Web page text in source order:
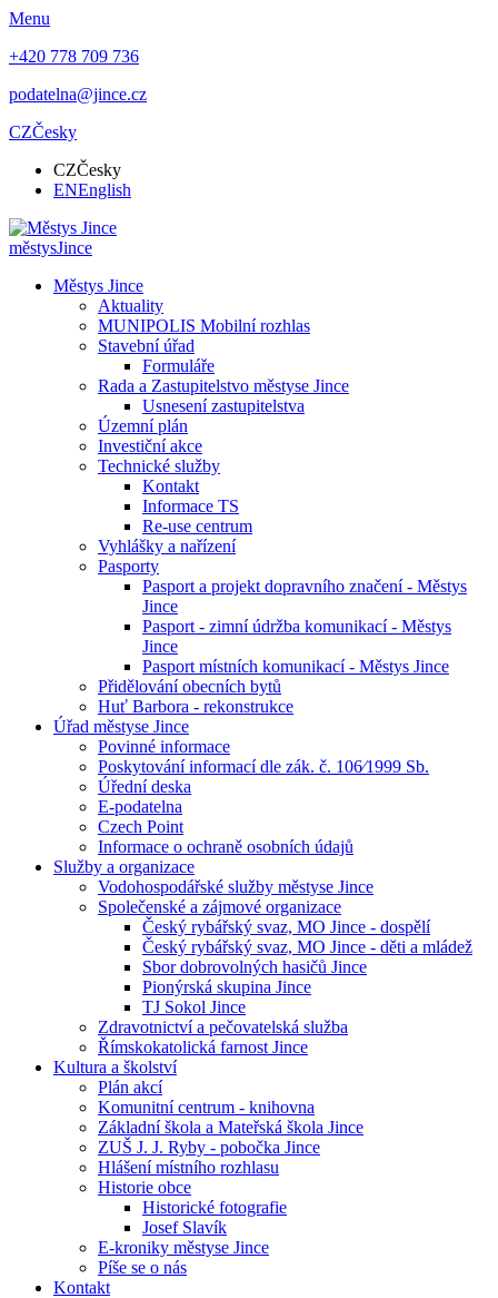
Menu
+420 778 709 736
podatelna@jince.cz
CZČesky
CZČesky
ENEnglish
městysJince
Městys Jince
Aktuality
MUNIPOLIS Mobilní rozhlas
Stavební úřad
Formuláře
Rada a Zastupitelstvo městyse Jince
Usnesení zastupitelstva
Územní plán
Investiční akce
Technické služby
Kontakt
Informace TS
Re-use centrum
Vyhlášky a nařízení
Pasporty
Pasport a projekt dopravního značení - Městys
Jince
Pasport - zimní údržba komunikací - Městys
Jince
Pasport místních komunikací - Městys Jince
Přidělování obecních bytů
Huť Barbora - rekonstrukce
Úřad městyse Jince
Povinné informace
Poskytování informací dle zák. č. 106⁄1999 Sb.
Úřední deska
E-podatelna
Czech Point
Informace o ochraně osobních údajů
Služby a organizace
Vodohospodářské služby městyse Jince
Společenské a zájmové organizace
Český rybářský svaz, MO Jince - dospělí
Český rybářský svaz, MO Jince - děti a mládež
Sbor dobrovolných hasičů Jince
Pionýrská skupina Jince
TJ Sokol Jince
Zdravotnictví a pečovatelská služba
Římskokatolická farnost Jince
Kultura a školství
Plán akcí
Komunitní centrum - knihovna
Základní škola a Mateřská škola Jince
ZUŠ J. J. Ryby - pobočka Jince
Hlášení místního rozhlasu
Historie obce
Historické fotografie
Josef Slavík
E-kroniky městyse Jince
Píše se o nás
Kontakt